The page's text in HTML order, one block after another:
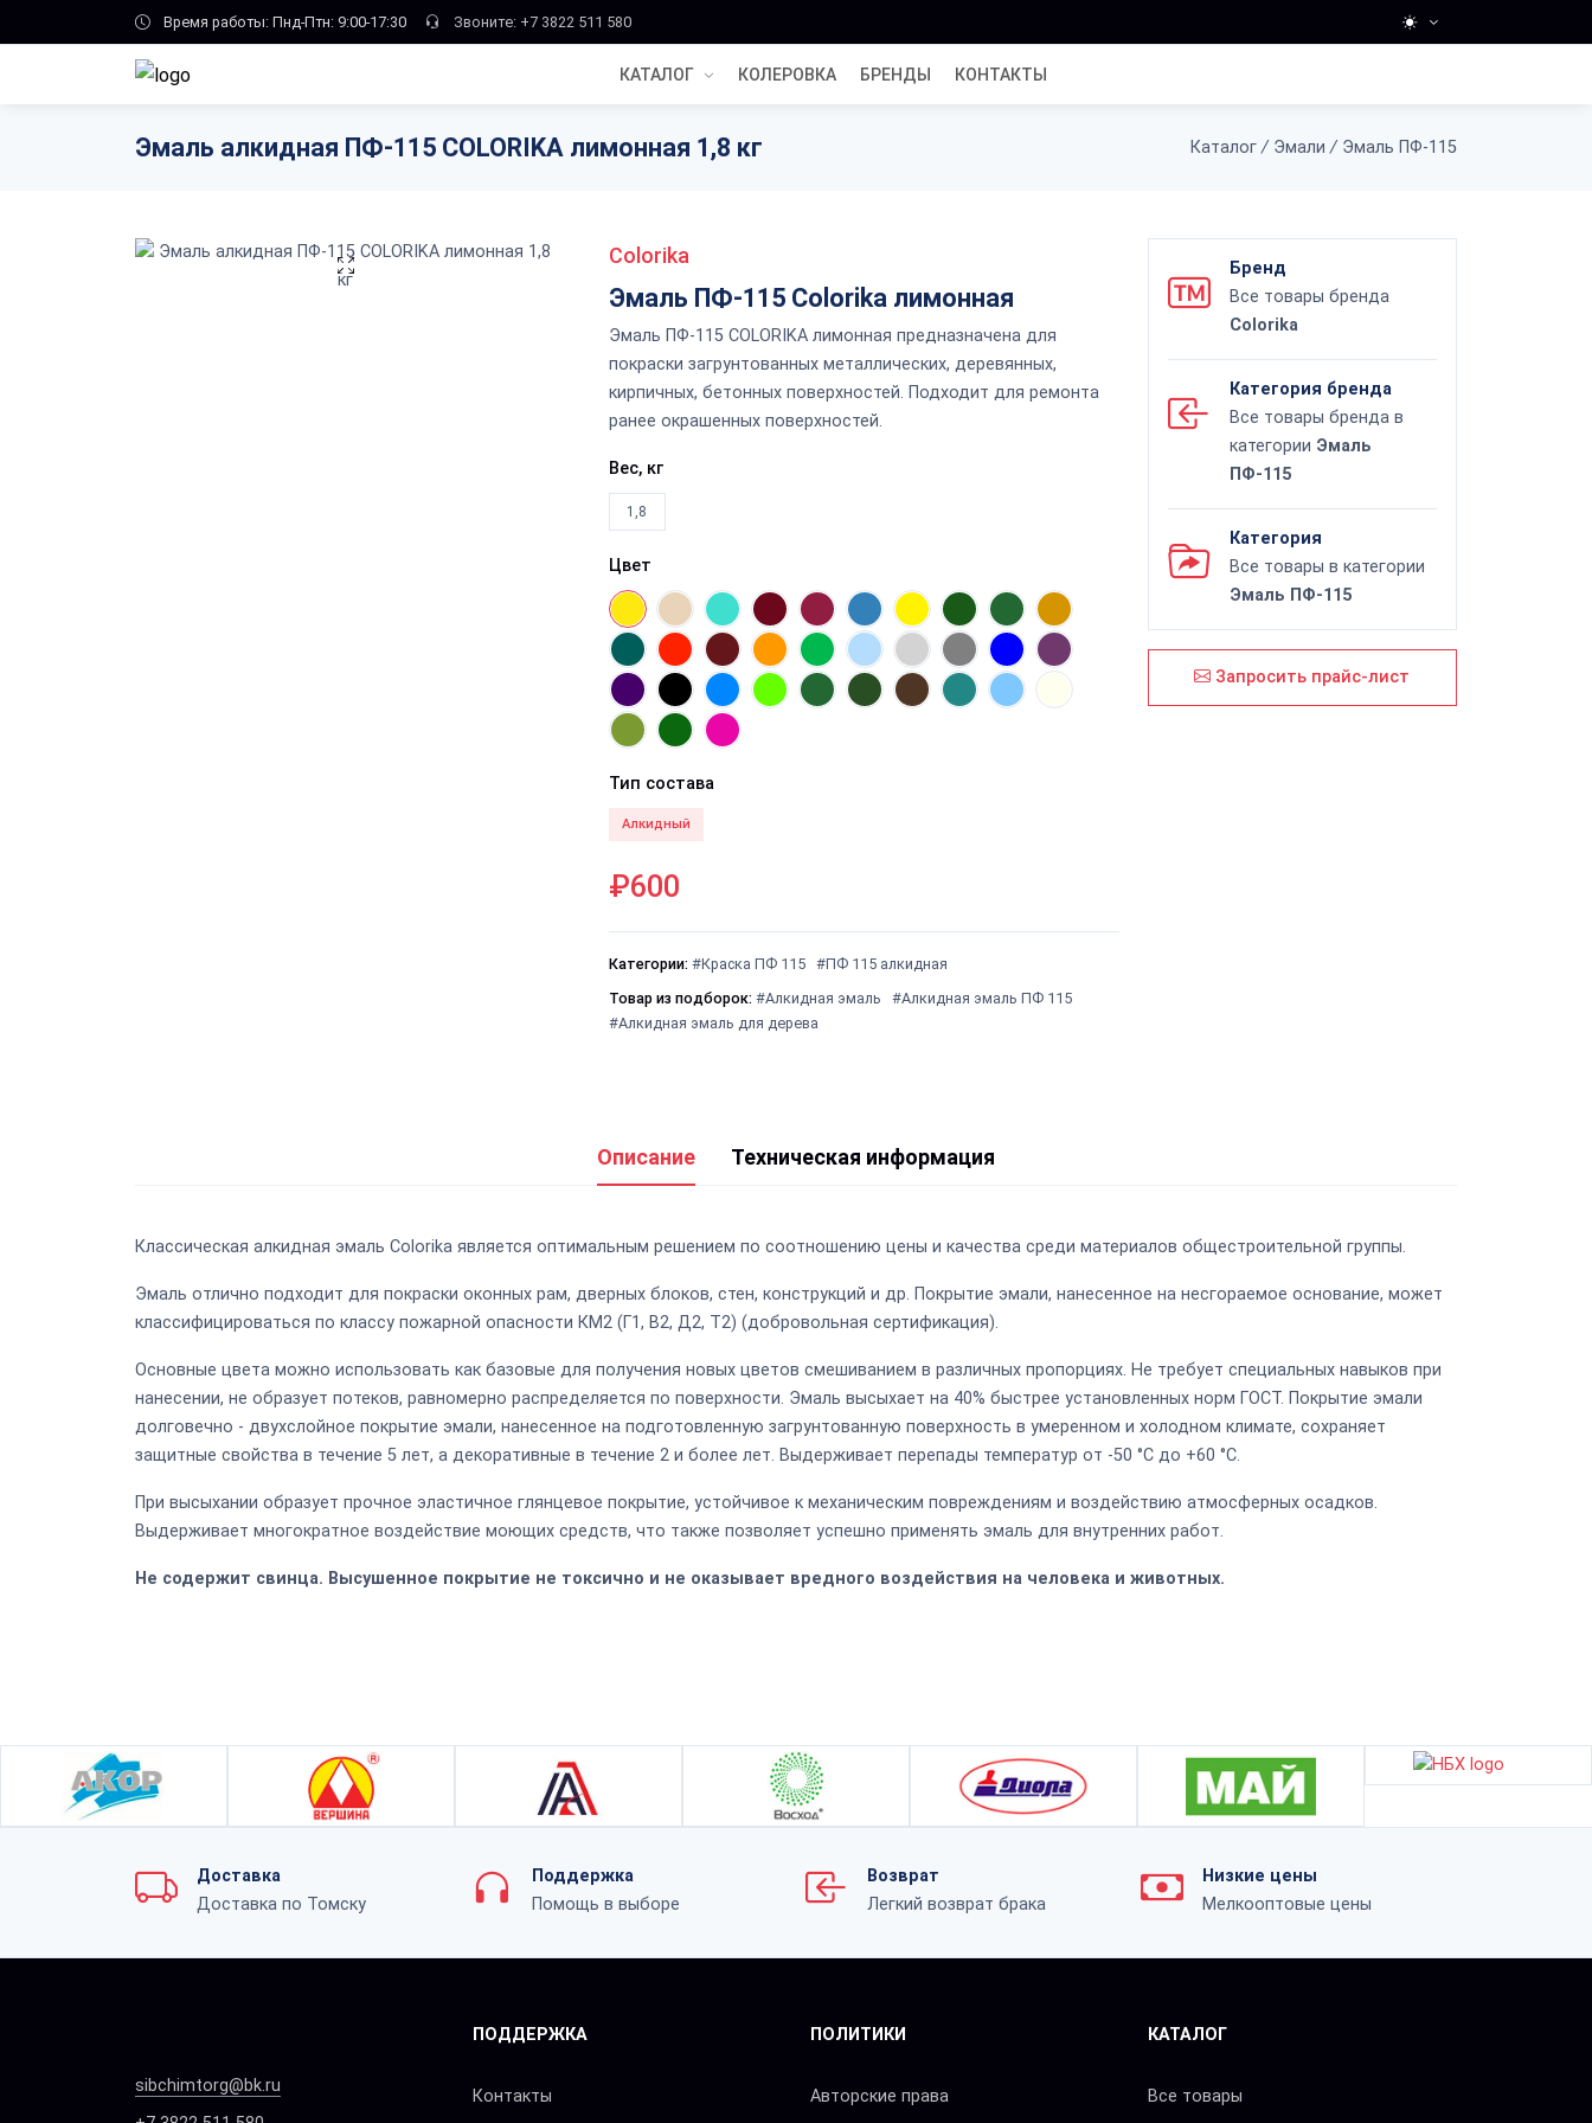
Skip to main contentВремя работы: Пнд-Птн: 9:00-17:30 Звоните: +7 3822 511 580
КАТАЛОГ КОЛЕРОВКА БРЕНДЫ КОНТАКТЫ
Эмаль алкидная ПФ-115 COLORIKA лимонная 1,8 кг Каталог / Эмали / Эмаль ПФ-115
Colorika
Эмаль ПФ-115 Colorika лимонная
Эмаль ПФ-115 COLORIKA лимонная предназначена для
покраски загрунтованных металлических, деревянных,
кирпичных, бетонных поверхностей. Подходит для ремонта
ранее окрашенных поверхностей.
Вес, кг
1,8
Цвет
Тип состава
Алкидный
₽600
Категории: #Краска ПФ 115
#ПФ 115 алкидная
Товар из подборок: #Алкидная эмаль
#Алкидная эмаль ПФ 115
#Алкидная эмаль для дерева
Бренд
Все товары бренда
Colorika
Категория бренда
Все товары бренда в
категории Эмаль
ПФ-115
Категория
Все товары в категории
Эмаль ПФ-115
Запросить прайс-лист
Описание Техническая информация
Классическая алкидная эмаль Colorika является оптимальным решением по соотношению цены и качества среди материалов общестроительной группы.
Эмаль отлично подходит для покраски оконных рам, дверных блоков, стен, конструкций и др. Покрытие эмали, нанесенное на несгораемое основание, может
классифицироваться по классу пожарной опасности КМ2 (Г1, В2, Д2, Т2) (добровольная сертификация).
Основные цвета можно использовать как базовые для получения новых цветов смешиванием в различных пропорциях. Не требует специальных навыков при
нанесении, не образует потеков, равномерно распределяется по поверхности. Эмаль высыхает на 40% быстрее установленных норм ГОСТ. Покрытие эмали
долговечно - двухслойное покрытие эмали, нанесенное на подготовленную загрунтованную поверхность в умеренном и холодном климате, сохраняет
защитные свойства в течение 5 лет, а декоративные в течение 2 и более лет. Выдерживает перепады температур от -50 °C до +60 °C.
При высыхании образует прочное эластичное глянцевое покрытие, устойчивое к механическим повреждениям и воздействию атмосферных осадков.
Выдерживает многократное воздействие моющих средств, что также позволяет успешно применять эмаль для внутренних работ.
Не содержит свинца. Высушенное покрытие не токсично и не оказывает вредного воздействия на человека и животных.
Доставка
Доставка по Томску
Поддержка
Помощь в выборе
Возврат
Легкий возврат брака
Низкие цены
Мелкооптовые цены
sibchimtorg@bk.ru
ПОДДЕРЖКА
Контакты
ПОЛИТИКИ
Авторские права
КАТАЛОГ
Все товары